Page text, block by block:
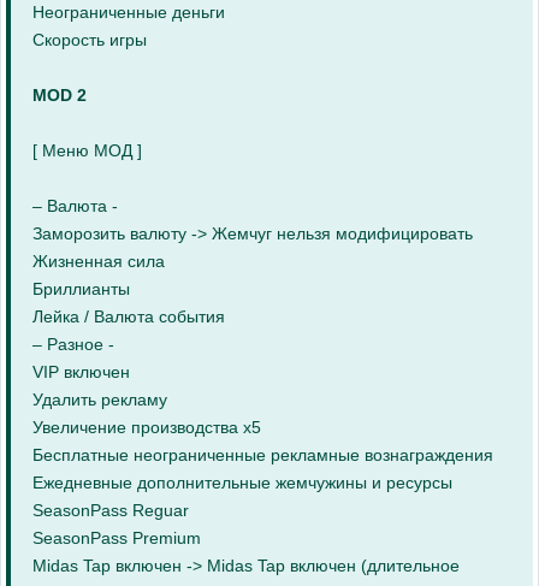
Неограниченные деньги
Скорость игры
MOD 2
[ Меню МОД ]
– Валюта -
Заморозить валюту -> Жемчуг нельзя модифицировать
Жизненная сила
Бриллианты
Лейка / Валюта события
– Разное -
VIP включен
Удалить рекламу
Увеличение производства x5
Бесплатные неограниченные рекламные вознаграждения
Ежедневные дополнительные жемчужины и ресурсы
SeasonPass Reguar
SeasonPass Premium
Midas Tap включен -> Midas Tap включен (длительное